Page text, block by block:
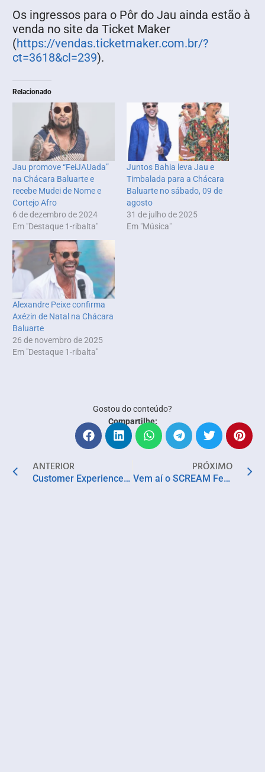
Os ingressos para o Pôr do Jau ainda estão à
venda no site da Ticket Maker
(https://vendas.ticketmaker.com.br/?
ct=3618&cl=239).
Relacionado
Jau promove “FeiJAUada”
na Chácara Baluarte e
recebe Mudei de Nome e
Cortejo Afro
6 de dezembro de 2024
Em "Destaque 1-ribalta"
Juntos Bahia leva Jau e
Timbalada para a Chácara
Baluarte no sábado, 09 de
agosto
31 de julho de 2025
Em "Música"
Alexandre Peixe confirma
Axézin de Natal na Chácara
Baluarte
26 de novembro de 2025
Em "Destaque 1-ribalta"
Gostou do conteúdo?
Compartilhe:
ANTERIOR
Customer Experience 60+: Como criar conexões humanas em um mundo digital
PRÓXIMO
Vem aí o SCREAM Festival, maior evento de Criatividade, Inovação e Negócios do Norte-Nordeste